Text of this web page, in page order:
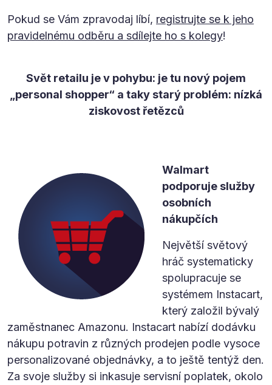
Pokud se Vám zpravodaj líbí, registrujte se k jeho
pravidelnému odběru a sdílejte ho s kolegy!
Svět retailu je v pohybu: je tu nový pojem
„personal shopper“ a taky starý problém: nízká
ziskovost řetězců
Walmart
podporuje služby
osobních
nákupčích
Největší světový
hráč systematicky
spolupracuje se
systémem Instacart,
který založil bývalý
zaměstnanec Amazonu. Instacart nabízí dodávku
nákupu potravin z různých prodejen podle vysoce
personalizované objednávky, a to ještě tentýž den.
Za svoje služby si inkasuje servisní poplatek, okolo